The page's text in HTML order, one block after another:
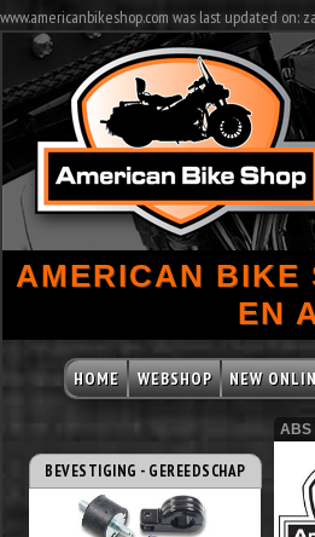
www.americanbikeshop.com was last updated on:
AMERICAN BIKE
EN
HOME WEBSHOP NEW
BEVESTIGING - GEREEDSCHAP
ABS